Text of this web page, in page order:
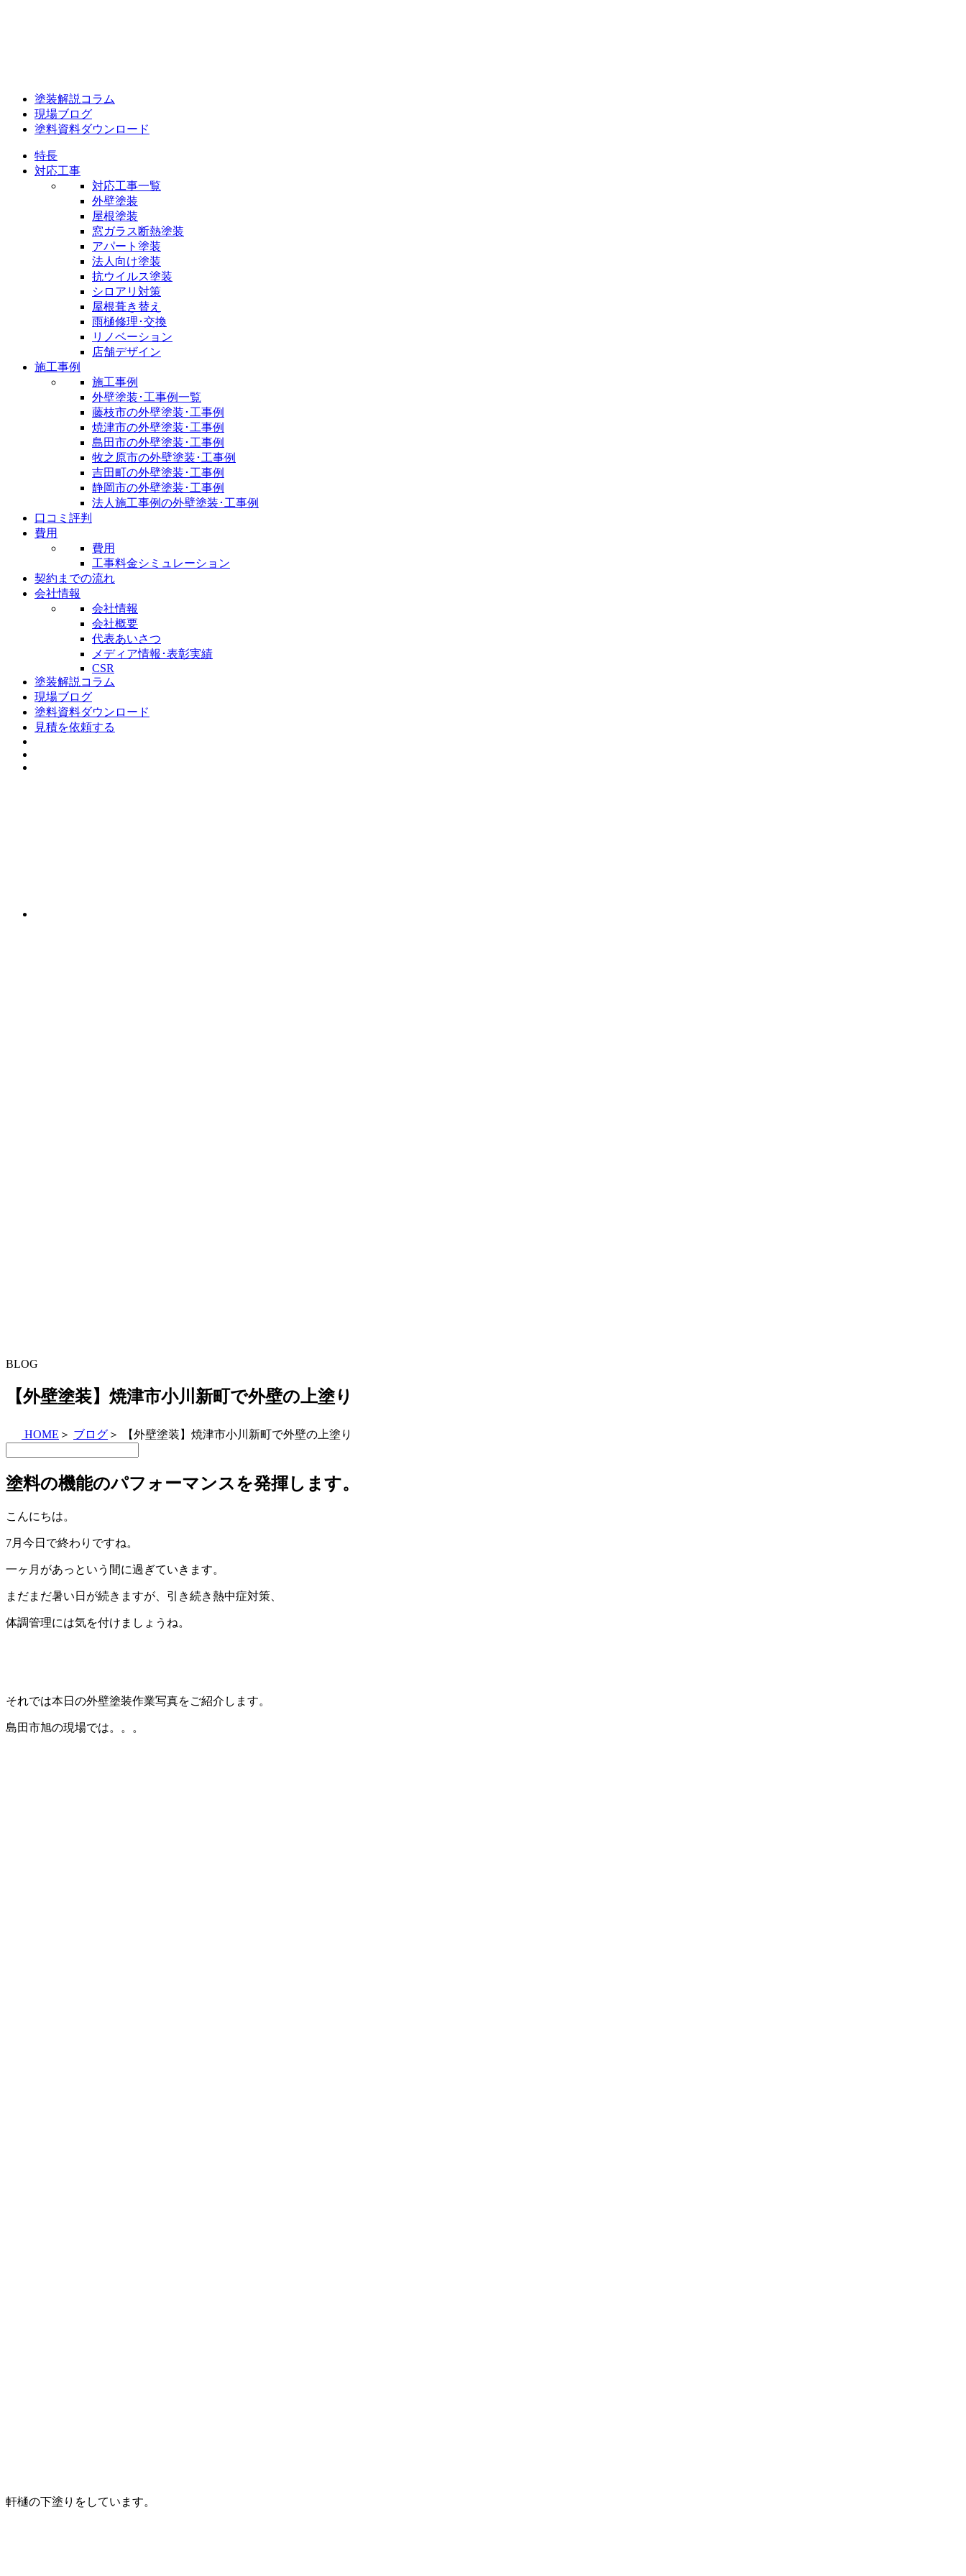
塗装解説コラム
現場ブログ
塗料資料ダウンロード
特長
対応工事
対応工事一覧
外壁塗装
屋根塗装
窓ガラス断熱塗装
アパート塗装
法人向け塗装
抗ウイルス塗装
シロアリ対策
屋根葺き替え
雨樋修理･交換
リノベーション
店舗デザイン
施工事例
施工事例
外壁塗装･工事例一覧
藤枝市の外壁塗装･工事例
焼津市の外壁塗装･工事例
島田市の外壁塗装･工事例
牧之原市の外壁塗装･工事例
吉田町の外壁塗装･工事例
静岡市の外壁塗装･工事例
法人施工事例の外壁塗装･工事例
口コミ評判
費用
費用
工事料金シミュレーション
契約までの流れ
会社情報
会社情報
会社概要
代表あいさつ
メディア情報･表彰実績
CSR
塗装解説コラム
現場ブログ
塗料資料ダウンロード
見積を依頼する
BLOG
【外壁塗装】焼津市小川新町で外壁の上塗り
HOME ＞ ブログ ＞ 【外壁塗装】焼津市小川新町で外壁の上塗り
塗料の機能のパフォーマンスを発揮します。
こんにちは。
7月今日で終わりですね。
一ヶ月があっという間に過ぎていきます。
まだまだ暑い日が続きますが、引き続き熱中症対策、
体調管理には気を付けましょうね。
それでは本日の外壁塗装作業写真をご紹介します。
島田市旭の現場では。。。
軒樋の下塗りをしています。